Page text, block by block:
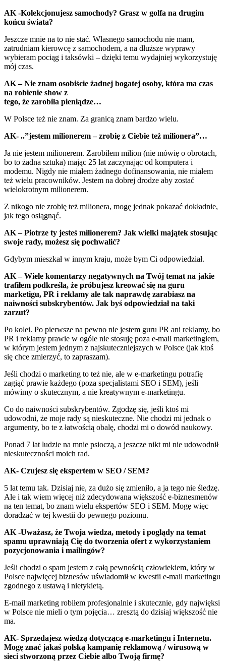
AK -Kolekcjonujesz samochody? Grasz w golfa na drugim
końcu świata?
Jeszcze mnie na to nie stać. Własnego samochodu nie mam,
zatrudniam kierowcę z samochodem, a na dłuższe wyprawy
wybieram pociąg i taksówki – dzięki temu wydajniej wykorzystuję
mój czas.
AK – Nie znam osobiście żadnej bogatej osoby, która ma czas
na robienie show z
tego, że zarobiła pieniądze…
W Polsce też nie znam. Za granicą znam bardzo wielu.
AK- ..”jestem milionerem – zrobię z Ciebie też milionera”…
Ja nie jestem milionerem. Zarobiłem milion (nie mówię o obrotach,
bo to żadna sztuka) mając 25 lat zaczynając od komputera i
modemu. Nigdy nie miałem żadnego dofinansowania, nie miałem
też wielu pracowników. Jestem na dobrej drodze aby zostać
wielokrotnym milionerem.
Z nikogo nie zrobię też milionera, mogę jednak pokazać dokładnie,
jak tego osiągnąć.
AK – Piotrze ty jesteś milionerem? Jak wielki majątek stosując
swoje rady, możesz się pochwalić?
Gdybym mieszkał w innym kraju, może bym Ci odpowiedział.
AK – Wiele komentarzy negatywnych na Twój temat na jakie
trafiłem podkreśla, że próbujesz kreować się na guru
marketigu, PR i reklamy ale tak naprawdę zarabiasz na
naiwności subskrybentów. Jak byś odpowiedział na taki
zarzut?
Po kolei. Po pierwsze na pewno nie jestem guru PR ani reklamy, bo
PR i reklamy prawie w ogóle nie stosuję poza e-mail marketingiem,
w którym jestem jednym z najskuteczniejszych w Polsce (jak ktoś
się chce zmierzyć, to zapraszam).
Jeśli chodzi o marketing to też nie, ale w e-marketingu potrafię
zagiąć prawie każdego (poza specjalistami SEO i SEM), jeśli
mówimy o skutecznym, a nie kreatywnym e-marketingu.
Co do naiwności subskrybentów. Zgodzę się, jeśli ktoś mi
udowodni, że moje rady są nieskuteczne. Nie chodzi mi jednak o
argumenty, bo te z łatwością obalę, chodzi mi o dowód naukowy.
Ponad 7 lat ludzie na mnie psioczą, a jeszcze nikt mi nie udowodnił
nieskuteczności moich rad.
AK- Czujesz się ekspertem w SEO / SEM?
5 lat temu tak. Dzisiaj nie, za dużo się zmieniło, a ja tego nie śledzę.
Ale i tak wiem więcej niż zdecydowana większość e-biznesmenów
na ten temat, bo znam wielu ekspertów SEO i SEM. Mogę więc
doradzać w tej kwestii do pewnego poziomu.
AK -Uważasz, że Twoja wiedza, metody i poglądy na temat
spamu uprawniają Cię do tworzenia ofert z wykorzystaniem
pozycjonowania i mailingów?
Jeśli chodzi o spam jestem z całą pewnością człowiekiem, który w
Polsce najwięcej biznesów uświadomił w kwestii e-mail marketingu
zgodnego z ustawą i nietykietą.
E-mail marketing robiłem profesjonalnie i skutecznie, gdy najwięksi
w Polsce nie mieli o tym pojęcia… zresztą do dzisiaj większość nie
ma.
AK- Sprzedajesz wiedzą dotyczącą e-marketingu i Internetu.
Mogę znać jakaś polską kampanię reklamową / wirusową w
sieci stworzoną przez Ciebie albo Twoją firmę?